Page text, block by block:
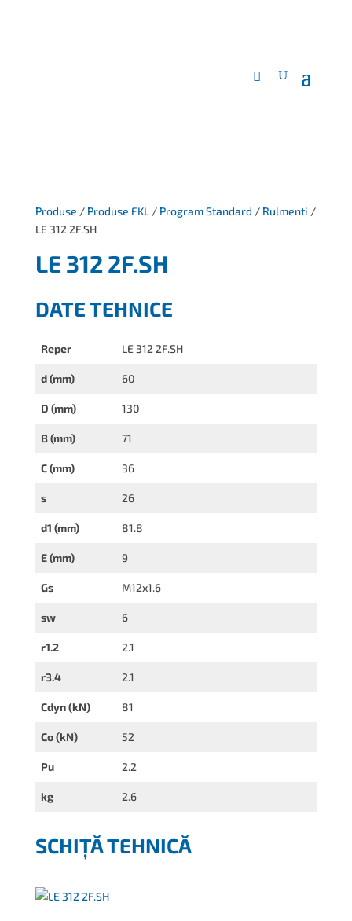
Produse / Produse FKL/ Program Standard / Rulmenti /
LE 312 2F.SH
LE 312 2F.SH
DATE TEHNICE
Reper LE 312 2F.SH
d (mm) 60
D (mm) 130
B (mm) 71
C (mm) 36
s 26
d1 (mm) 81.8
E (mm) 9
Gs M12x1.6
sw 6
r1.2 2.1
r3.4 2.1
Cdyn (kN) 81
Co (kN) 52
Pu 2.2
kg 2.6
SCHIȚĂ TEHNICĂ